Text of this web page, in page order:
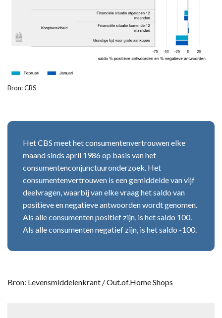
Bron: CBS
Het CBS meet het consumentenvertrouwen elke
maand sinds april 1986 op basis van het
consumentenconjunctuuronderzoek. Het
consumentenvertrouwen is een gemiddelde van vijf
deelvragen, waarbij van elke vraag het saldo van
positieve en negatieve antwoorden wordt genomen.
Als alle consumenten positief zijn, is het saldo 100.
Als alle consumenten negatief zijn, is het saldo -100.
Bron: Levensmiddelenkrant / Out.of.Home Shops